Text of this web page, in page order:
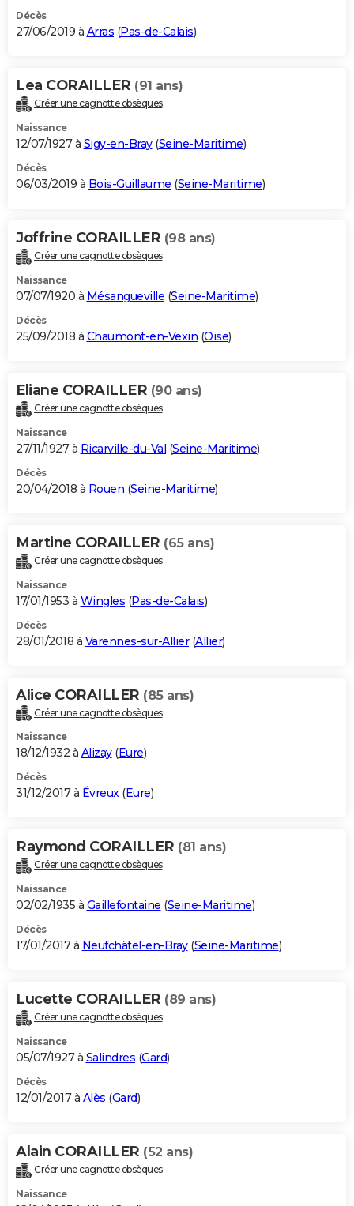
Décès
27/06/2019 à Arras (Pas-de-Calais)
Lea CORAILLER (91 ans)
Créer une cagnotte obsèques
Naissance
12/07/1927 à Sigy-en-Bray(Seine-Maritime)
Décès
06/03/2019 à Bois-Guillaume (Seine-Maritime)
Joffrine CORAILLER (98 ans)
Créer une cagnotte obsèques
Naissance
07/07/1920 à Mésangueville (Seine-Maritime)
Décès
25/09/2018 à Chaumont-en-Vexin (Oise)
Eliane CORAILLER (90 ans)
Créer une cagnotte obsèques
Naissance
27/11/1927 à Ricarville-du-Val (Seine-Maritime)
Décès
20/04/2018 à Rouen (Seine-Maritime)
Martine CORAILLER (65 ans)
Créer une cagnotte obsèques
Naissance
17/01/1953 à Wingles (Pas-de-Calais)
Décès
28/01/2018 à Varennes-sur-Allier(Allier)
Alice CORAILLER (85 ans)
Créer une cagnotte obsèques
Naissance
18/12/1932 à Alizay(Eure)
Décès
31/12/2017 à Évreux(Eure)
Raymond CORAILLER (81 ans)
Créer une cagnotte obsèques
Naissance
02/02/1935 à Gaillefontaine (Seine-Maritime)
Décès
17/01/2017 à Neufchâtel-en-Bray(Seine-Maritime)
Lucette CORAILLER (89 ans)
Créer une cagnotte obsèques
Naissance
05/07/1927 à Salindres (Gard)
Décès
12/01/2017 à Alès (Gard)
Alain CORAILLER (52 ans)
Créer une cagnotte obsèques
Naissance